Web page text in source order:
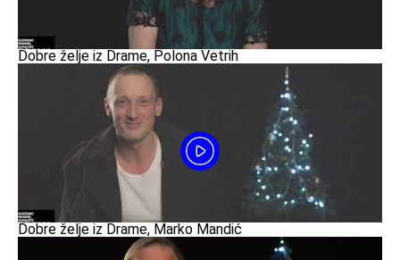
Dobre želje iz Drame, Polona Vetrih
Dobre želje iz Drame, Marko Mandić